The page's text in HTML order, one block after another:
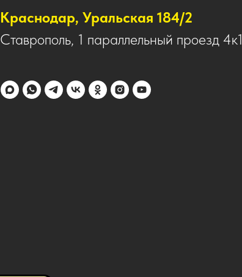
Краснодар, Уральская 184/2
Ставрополь, 1 параллельный проезд 4к1